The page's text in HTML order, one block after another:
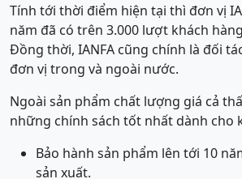
Tính tới thời điểm hiện tại thì đơn vị
năm đã có trên 3.000 lượt khách
Đồng thời, IANFA cũng chính là đối
đơn vị trong và ngoài nước.
Ngoài sản phẩm chất lượng giá cả
những chính sách tốt nhất dành cho
Bảo hành sản phẩm lên tới 10
sản xuất.